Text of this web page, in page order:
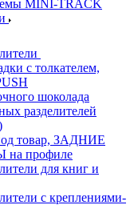
MINI-TRACK
с толкателем,
шоколада
разделителей
товар, ЗАДНИЕ
профиле
для книг и
с креплениями-